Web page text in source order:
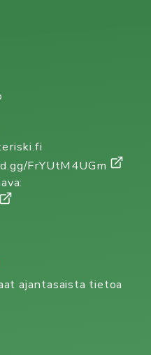
FrYUtM4UGm
ajantasaista tietoa